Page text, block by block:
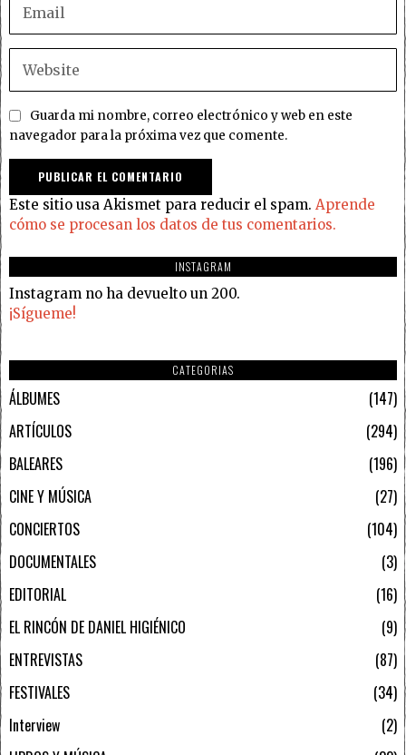
Guarda mi nombre, correo electrónico y web en este
navegador para la próxima vez que comente.
Este sitio usa Akismet para reducir el spam. Aprende
cómo se procesan los datos de tus comentarios.
INSTAGRAM
Instagram no ha devuelto un 200.
¡Sígueme!
CATEGORIAS
ÁLBUMES
147
ARTÍCULOS
294
BALEARES
196
CINE Y MÚSICA
27
CONCIERTOS
104
DOCUMENTALES
3
EDITORIAL
16
EL RINCÓN DE DANIEL HIGIÉNICO
9
ENTREVISTAS
87
FESTIVALES
34
Interview
2